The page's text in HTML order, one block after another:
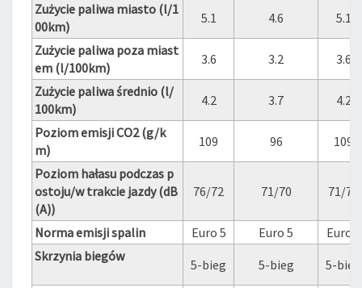
Zużycie paliwa miasto (l/1
00km)
5.1 4.6
5.1
Zużycie paliwa poza miast
em (l/100km)
3.6 3.2
3.6
Zużycie paliwa średnio (l/
100km)
4.2 3.7
4.2
Poziom emisji CO2 (g/k
m)
109 96
109
Poziom hałasu podczas p
ostoju/w trakcie jazdy (dB
(A))
76/72 71/70 71/70
Norma emisji spalin Euro 5 Euro 5
Euro 5
Skrzynia biegów
5-bieg 5-bieg
5-bieg